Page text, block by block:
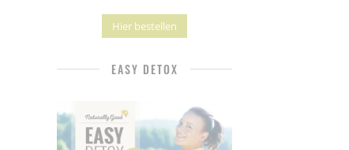
Hier bestellen
EASY DETOX